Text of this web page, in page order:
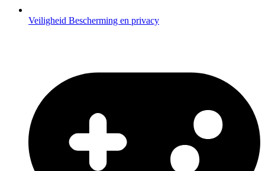
Veiligheid Bescherming en privacy